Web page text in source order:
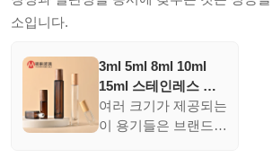
소입니다.
3ml 5ml 8ml 10ml
15ml 스테인레스 스
틸 금속 롤러 볼이 있
는 유리 향수 롤온 병
여러 크기가 제공되는
이 용기들은 브랜드가